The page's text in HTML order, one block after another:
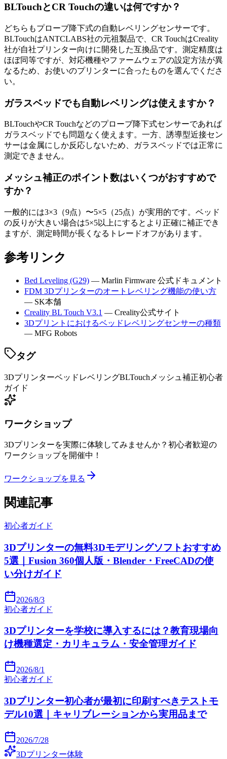
BLTouchとCR Touchの違いは何ですか？
どちらもプローブ降下式の自動レベリングセンサーです。
BLTouchはANTCLABS社の元祖製品で、CR TouchはCreality
社が自社プリンター向けに開発した互換品です。測定精度は
ほぼ同等ですが、対応機種やファームウェアの設定方法が異
なるため、お使いのプリンターに合ったものを選んでくださ
い。
ガラスベッドでも自動レベリングは使えますか？
BLTouchやCR Touchなどのプローブ降下式センサーであれば
ガラスベッドでも問題なく使えます。一方、誘導型近接セン
サーは金属にしか反応しないため、ガラスベッドでは正常に
測定できません。
メッシュ補正のポイント数はいくつがおすすめで
すか？
一般的には3×3（9点）〜5×5（25点）が実用的です。ベッド
の反りが大きい場合は5×5以上にするとより正確に補正でき
ますが、測定時間が長くなるトレードオフがあります。
参考リンク
Bed Leveling (G29) — Marlin Firmware 公式ドキュメント
FDM 3Dプリンターのオートレベリング機能の使い方
— SK本舗
Creality BL Touch V3.1 — Creality公式サイト
3Dプリントにおけるベッドレベリングセンサーの種類
— MFG Robots
タグ
3DプリンターベッドレベリングBLTouch メッシュ補正初心者
ガイド
ワークショップ
3Dプリンターを実際に体験してみませんか？初心者歓迎の
ワークショップを開催中！
ワークショップを見る
関連記事
初心者ガイド
3Dプリンターの無料3Dモデリングソフトおすすめ
5選｜Fusion 360個人版・Blender・FreeCADの使
い分けガイド
2026/8/3
初心者ガイド
3Dプリンターを学校に導入するには？教育現場向
け機種選定・カリキュラム・安全管理ガイド
2026/8/1
初心者ガイド
3Dプリンター初心者が最初に印刷すべきテストモ
デル10選｜キャリブレーションから実用品まで
2026/7/28
3Dプリンター体験